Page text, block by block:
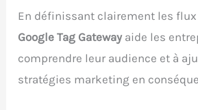
En définissant clairement les flux
Google Tag Gatewayaide les
comprendre leur audience et à
stratégies marketing en